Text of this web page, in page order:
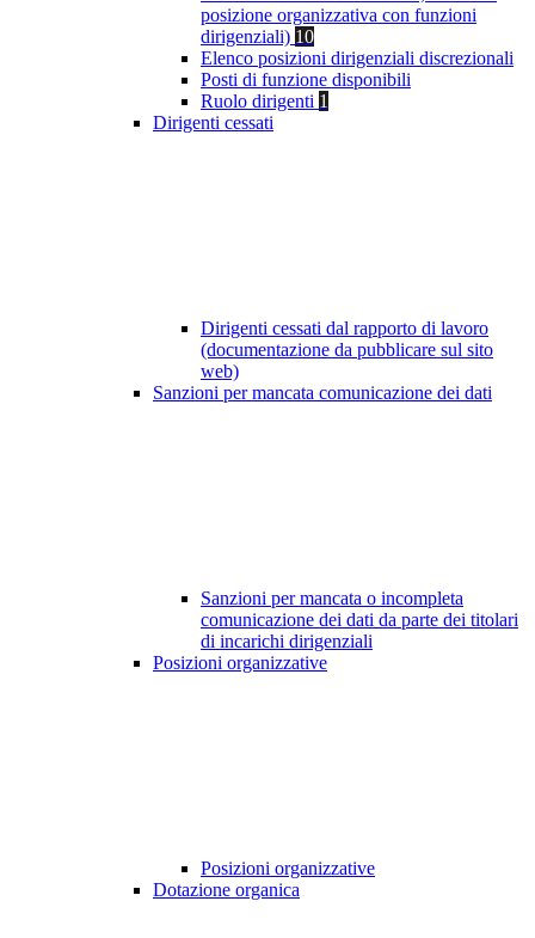
posizione organizzativa con funzioni
dirigenziali) 10
Elenco posizioni dirigenziali discrezionali
Posti di funzione disponibili
Ruolo dirigenti 1
Dirigenti cessati
Dirigenti cessati dal rapporto di lavoro
(documentazione da pubblicare sul sito
web)
Sanzioni per mancata comunicazione dei dati
Sanzioni per mancata o incompleta
comunicazione dei dati da parte dei titolari
di incarichi dirigenziali
Posizioni organizzative
Posizioni organizzative
Dotazione organica